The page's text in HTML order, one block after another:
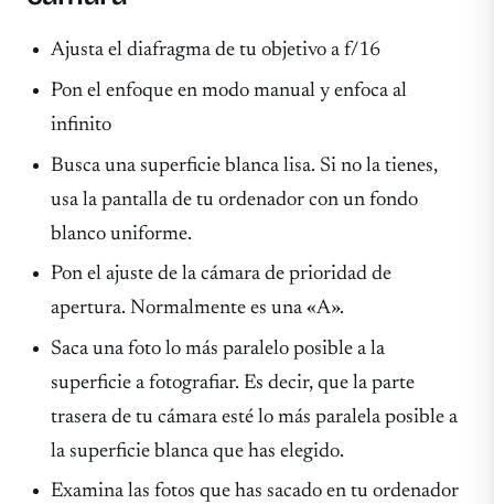
Ajusta el diafragma de tu objetivo a f/16
Pon el enfoque en modo manual y enfoca al
infinito
Busca una superficie blanca lisa. Si no la tienes,
usa la pantalla de tu ordenador con un fondo
blanco uniforme.
Pon el ajuste de la cámara de prioridad de
apertura. Normalmente es una «A».
Saca una foto lo más paralelo posible a la
superficie a fotografiar. Es decir, que la parte
trasera de tu cámara esté lo más paralela posible a
la superficie blanca que has elegido.
Examina las fotos que has sacado en tu ordenador